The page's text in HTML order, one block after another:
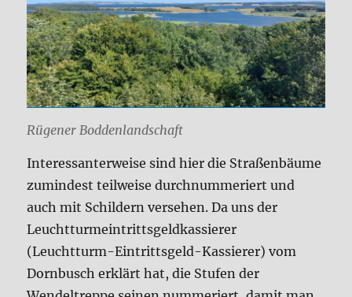
Rügener Boddenlandschaft
Interessanterweise sind hier die Straßenbäume
zumindest teilweise durchnummeriert und
auch mit Schildern versehen. Da uns der
Leuchtturmeintrittsgeldkassierer
(Leuchtturm-Eintrittsgeld-Kassierer) vom
Dornbusch erklärt hat, die Stufen der